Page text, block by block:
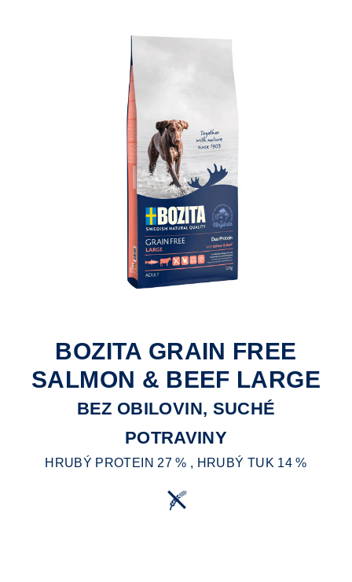
BOZITA GRAIN FREE
SALMON & BEEF LARGE
BEZ OBILOVIN, SUCHÉ
POTRAVINY
HRUBÝ PROTEIN 27 % , HRUBÝ TUK 14 %